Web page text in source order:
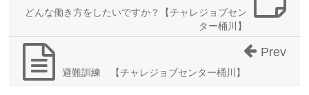
どんな働き方をしたいですか？【チャレジョブセン
ター桶川】
避難訓練 【チャレジョブセンター桶川】
Prev